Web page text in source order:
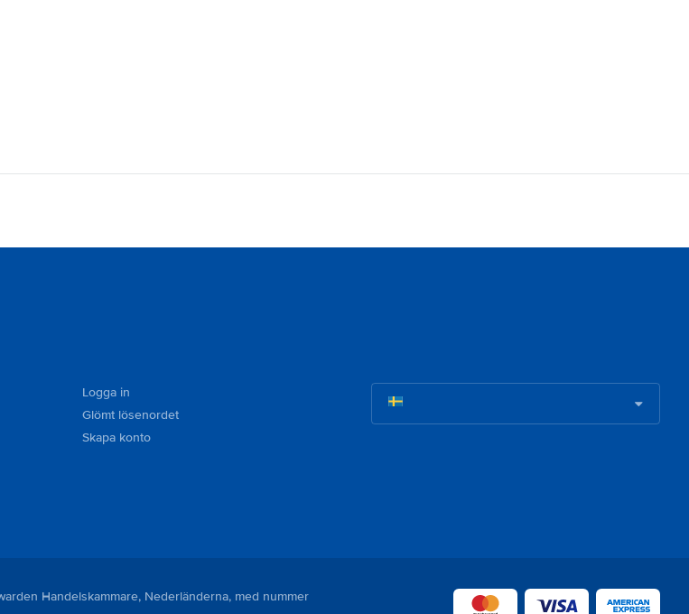
Logga in
Glömt lösenordet
Skapa konto
Handelskammare, Nederländerna, med nummer